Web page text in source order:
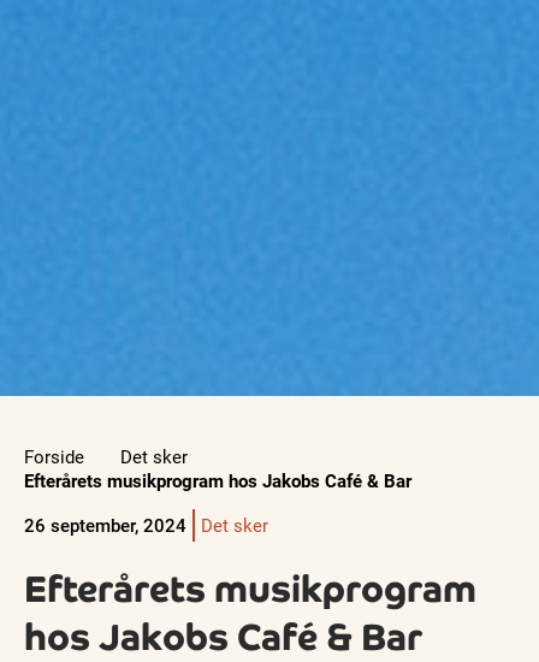
Forside
Det sker
Efterårets musikprogram hos Jakobs Café & Bar
26 september, 2024
Det sker
Efterårets musikprogram
hos Jakobs Café & Bar